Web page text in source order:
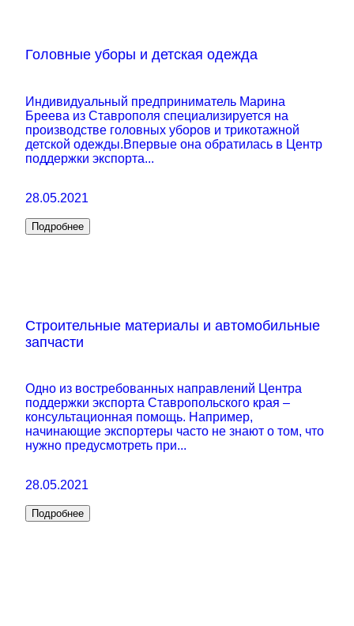
Головные уборы и детская одежда
Индивидуальный предприниматель Марина
Бреева из Ставрополя специализируется на
производстве головных уборов и трикотажной
детской одежды.Впервые она обратилась в Центр
поддержки экспорта...
28.05.2021
Подробнее
Строительные материалы и автомобильные
запчасти
Одно из востребованных направлений Центра
поддержки экспорта Ставропольского края –
консультационная помощь. Например,
начинающие экспортеры часто не знают о том, что
нужно предусмотреть при...
28.05.2021
Подробнее